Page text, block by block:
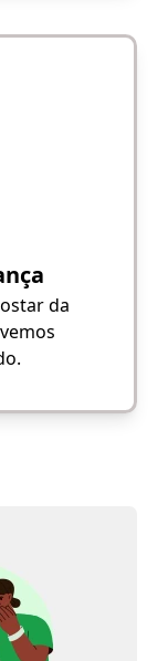
da